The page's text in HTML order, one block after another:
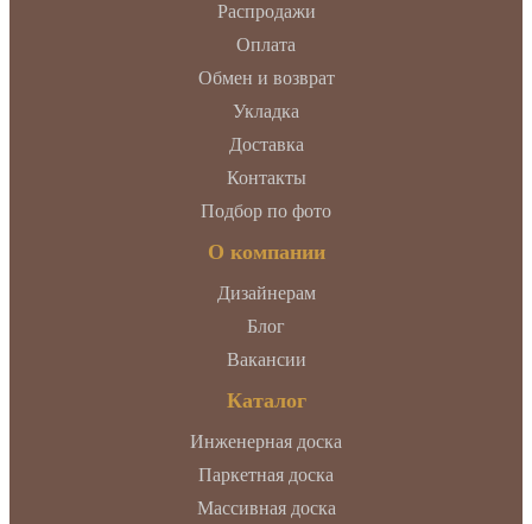
Распродажи
Оплата
Обмен и возврат
Укладка
Доставка
Контакты
Подбор по фото
О компании
Дизайнерам
Блог
Вакансии
Каталог
Инженерная доска
Паркетная доска
Массивная доска